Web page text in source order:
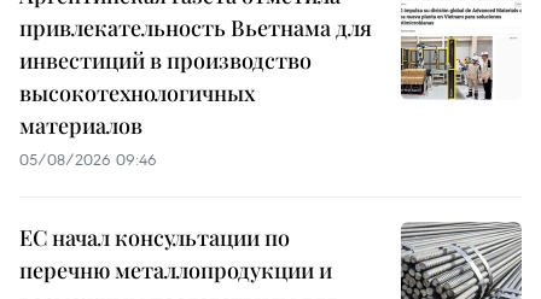
привлекательность Вьетнама для
инвестиций в производство
высокотехнологичных
материалов
05/08/2026 09:46
ЕС начал консультации по
перечню металлопродукции и